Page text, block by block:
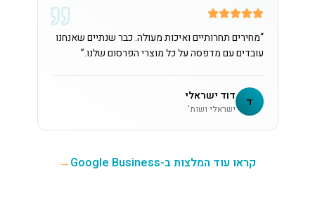
“מחירים תחרותיים ואיכות מעולה. כבר שנתיים שאנחנו
עובדים עם מדפסה על כל מוצרי הפרסום שלנו.”
ד דוד ישראלי
ישראלי ושות'
קראו עוד המלצות ב-Google Business →